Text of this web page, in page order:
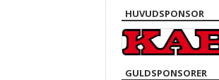
HUVUDSPONSOR
GULDSPONSORER